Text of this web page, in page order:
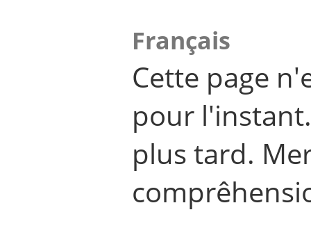
Français
Cette page
pour
plus tard.